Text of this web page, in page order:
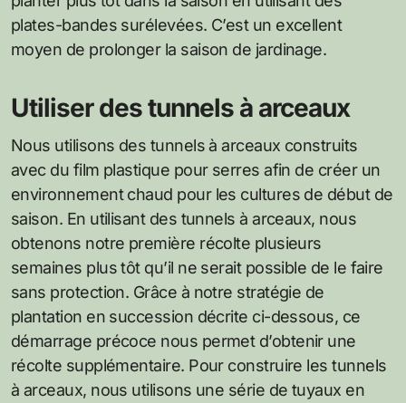
plates-bandes surélevées. C’est un excellent
moyen de prolonger la saison de jardinage.
Utiliser des tunnels à arceaux
Nous utilisons des tunnels à arceaux construits
avec du film plastique pour serres afin de créer un
environnement chaud pour les cultures de début de
saison. En utilisant des tunnels à arceaux, nous
obtenons notre première récolte plusieurs
semaines plus tôt qu’il ne serait possible de le faire
sans protection. Grâce à notre stratégie de
plantation en succession décrite ci-dessous, ce
démarrage précoce nous permet d’obtenir une
récolte supplémentaire. Pour construire les tunnels
à arceaux, nous utilisons une série de tuyaux en